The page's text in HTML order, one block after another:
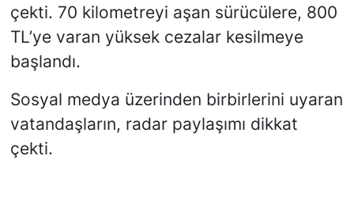
çekti. 70 kilometreyi aşan sürücülere, 800
TL’ye varan yüksek cezalar kesilmeye
başlandı.
Sosyal medya üzerinden birbirlerini uyaran
vatandaşların, radar paylaşımı dikkat
çekti.
TÜRKİYE VE DÜNYA GÜNDEMİ
VİDEO GALERİ
YAŞAM